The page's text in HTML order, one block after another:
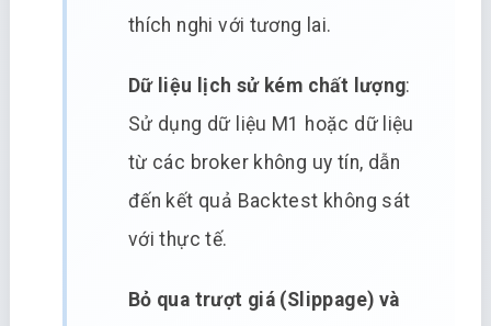
thích nghi với tương lai.
Dữ liệu lịch sử kém chất lượng:
Sử dụng dữ liệu M1 hoặc dữ liệu
từ các broker không uy tín, dẫn
đến kết quả Backtest không sát
với thực tế.
Bỏ qua trượt giá (Slippage) và